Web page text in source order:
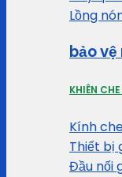
Lồng
bảo
KHIÊN
Kính
Thiết bị
Đầu nối